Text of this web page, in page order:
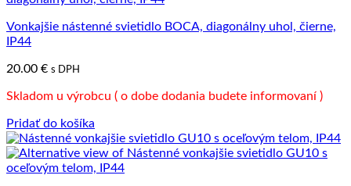
Vonkajšie nástenné svietidlo BOCA, diagonálny uhol, čierne,
IP44
20.00 € s DPH
Skladom u výrobcu ( o dobe dodania budete informovaní )
Pridať do košíka